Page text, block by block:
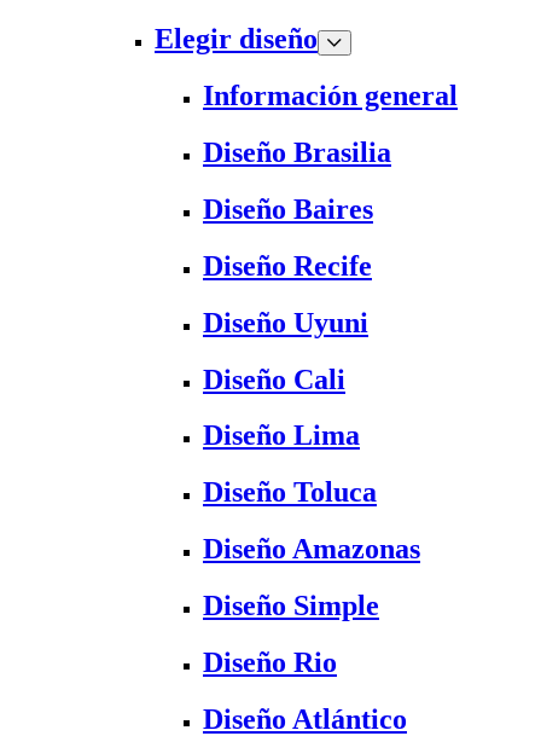
Elegir diseño
Información general
Diseño Brasilia
Diseño Baires
Diseño Recife
Diseño Uyuni
Diseño Cali
Diseño Lima
Diseño Toluca
Diseño Amazonas
Diseño Simple
Diseño Rio
Diseño Atlántico